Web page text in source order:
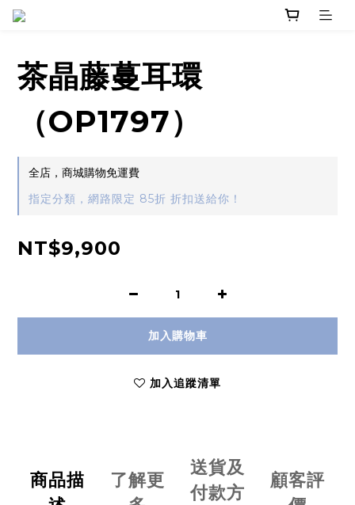
茶晶藤蔓耳環
（OP1797）
全店，商城購物免運費
指定分類，網路限定 85折 折扣送給你！
NT$9,900
加入購物車
加入追蹤清單
商品描
了解更
送貨及
付款方
顧客評